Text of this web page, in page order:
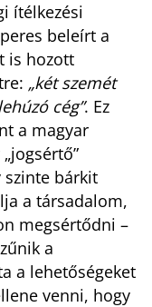
ítélkezési
beleírt a
is hozott
„két szemét
cég”. Ez
a magyar
szinte bárkit
a társadalom,
megsértődni –
a
a lehetőségeket
venni, hogy